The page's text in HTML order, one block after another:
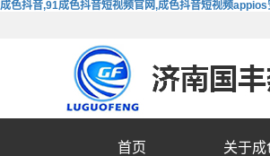
成色抖音,91成色抖音短视频官网,成色抖音短视频
首页 关于